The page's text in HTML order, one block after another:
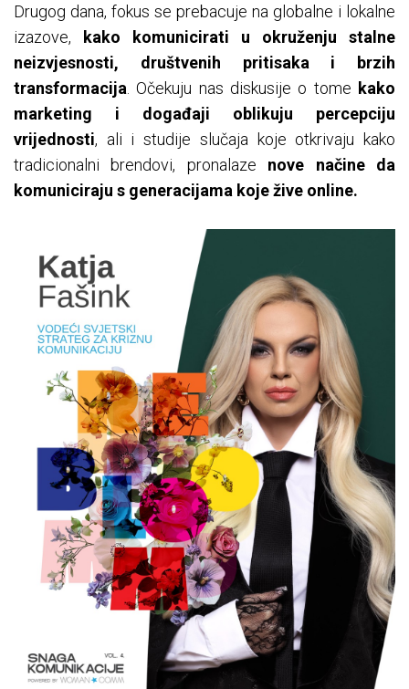
Drugog dana, fokus se prebacuje na globalne i lokalne
izazove,
kako komunicirati u okruženju stalne
neizvjesnosti,
društvenih pritisaka i brzih
transformacija . Očekuju nas diskusije o tome kako
marketing i događaji oblikuju percepciju
vrijednosti, ali i studije slučaja koje otkrivaju kako
tradicionalni brendovi, pronalaze nove načine da
komuniciraju s generacijama koje žive online.